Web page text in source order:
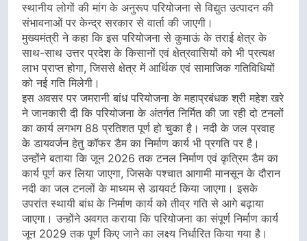
स्थानीय लोगों की मांग के अनुरूप परियोजना से विद्युत उत्पादन की
संभावनाओं पर केन्द्र सरकार से वार्ता की जाएगी।
मुख्यमंत्री ने कहा कि इस परियोजना से कुमाऊं के तराई क्षेत्र के
साथ-साथ उत्तर प्रदेश के किसानों एवं क्षेत्रवासियों को भी प्रत्यक्ष
लाभ प्राप्त होगा, जिससे क्षेत्र में आर्थिक एवं सामाजिक गतिविधियों
को नई गति मिलेगी।
इस अवसर पर जमरानी बांध परियोजना के महाप्रबंधक श्री महेश खरे
ने जानकारी दी कि परियोजना के अंतर्गत निर्मित की जा रही दो टनलों
का कार्य लगभग 88 प्रतिशत पूर्ण हो चुका है। नदी के जल प्रवाह
के डायवर्जन हेतु कॉफर डैम का निर्माण कार्य भी प्रगति पर है।
उन्होंने बताया कि जून 2026 तक टनल निर्माण एवं कृत्रिम डैम का
कार्य पूर्ण कर लिया जाएगा, जिसके पश्चात आगामी मानसून के दौरान
नदी का जल टनलों के माध्यम से डायवर्ट किया जाएगा। इसके
उपरांत स्थायी बांध के निर्माण कार्य को तीव्र गति से आगे बढ़ाया
जाएगा। उन्होंने अवगत कराया कि परियोजना का संपूर्ण निर्माण कार्य
जून 2029 तक पूर्ण किए जाने का लक्ष्य निर्धारित किया गया है।